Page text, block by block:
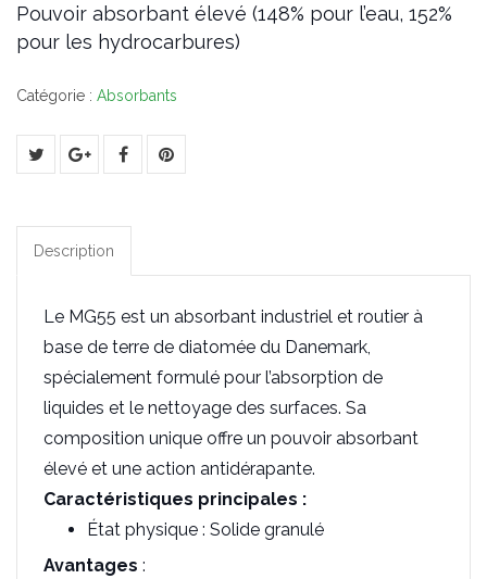
Pouvoir absorbant élevé (148% pour l’eau, 152%
pour les hydrocarbures)
Catégorie : Absorbants
Description
Le MG55 est un absorbant industriel et routier à
base de terre de diatomée du Danemark,
spécialement formulé pour l’absorption de
liquides et le nettoyage des surfaces. Sa
composition unique offre un pouvoir absorbant
élevé et une action antidérapante.
Caractéristiques principales :
État physique : Solide granulé
Avantages :